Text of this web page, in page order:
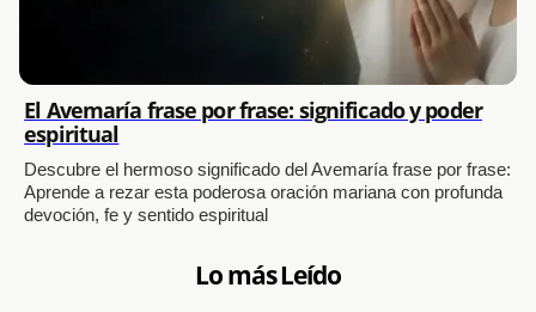
El Avemaría frase por frase: significado y poder
espiritual
Descubre el hermoso significado del Avemaría frase por frase:
Aprende a rezar esta poderosa oración mariana con profunda
devoción, fe y sentido espiritual
Lo más Leído